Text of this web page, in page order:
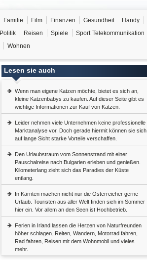
Familie Film Finanzen Gesundheit
Handy
Politik Reisen Spiele Sport Telekommunikation
Wohnen
Lesen sie auch
Wenn man eigene Katzen möchte, bietet es sich an,
kleine Katzenbabys zu kaufen. Auf dieser Seite gibt es
wichtige Informationen zur Kauf von Katzen.
Leider nehmen viele Unternehmen keine professionelle
Marktanalyse vor. Doch gerade hiermit können sie sich
auf lange Sicht starke Vorteile verschaffen.
Den Urlaubstraum vom Sonnenstrand mit einer
Pauschalreise nach Bulgarien erleben und genießen.
Kilometerlang zieht sich das Paradies der Küste
entlang.
In Kärnten machen nicht nur die Österreicher gerne
Urlaub. Touristen aus aller Welt finden sich im Sommer
hier ein. Vor allem an den Seen ist Hochbetrieb.
Ferien in Irland lassen die Herzen von Naturfreunden
höher schlagen. Reiten, Wandern, Motorrad fahren,
Rad fahren, Reisen mit dem Wohnmobil und vieles
mehr.